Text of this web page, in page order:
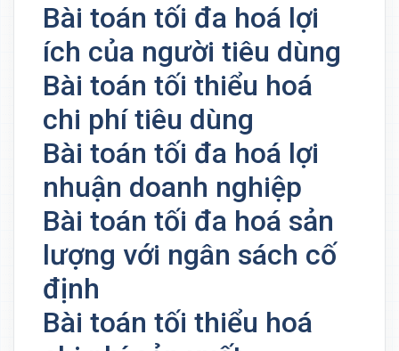
Bài toán tối đa hoá lợi
ích của người tiêu dùng
Bài toán tối thiểu hoá
chi phí tiêu dùng
Bài toán tối đa hoá lợi
nhuận doanh nghiệp
Bài toán tối đa hoá sản
lượng với ngân sách cố
định
Bài toán tối thiểu hoá